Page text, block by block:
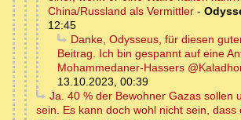
China/Russland als Vermittler -
12:45
Danke, Odysseus, für diesen
Beitrag. Ich bin gespannt auf eine
Mohammedaner-Hassers
13.10.2023, 00:39
Ja. 40 % der Bewohner Gazas sollen
sein. Es kann doch wohl nicht sein, dass